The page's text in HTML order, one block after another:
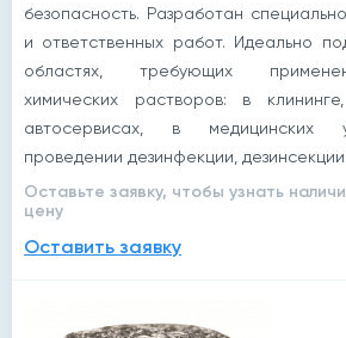
безопасность. Разработан
и ответственных работ. Идеально
областях, требующих
химических растворов: в
автосервисах, в медицинских
проведении дезинфекции,
Оставьте заявку, чтобы узнать
цену
Оставить заявку